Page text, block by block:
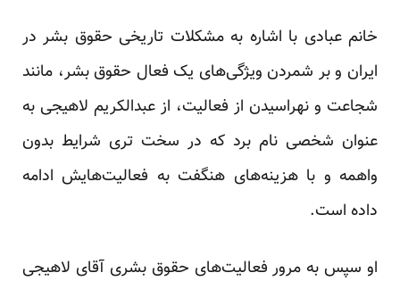
خانم عبادی با اشاره به مشکلات تاریخی حقوق بشر در
ایران و بر شمردن ویژگی‌های یک فعال حقوق بشر، مانند
شجاعت و نهراسیدن از فعالیت، از عبدالکریم لاهیجی به
عنوان شخصی نام برد که در سخت تری شرایط بدون
واهمه و با هزینه‌های هنگفت به فعالیت‌هایش ادامه
داده است.
او سپس به مرور فعالیت‌های حقوق بشری آقای لاهیجی